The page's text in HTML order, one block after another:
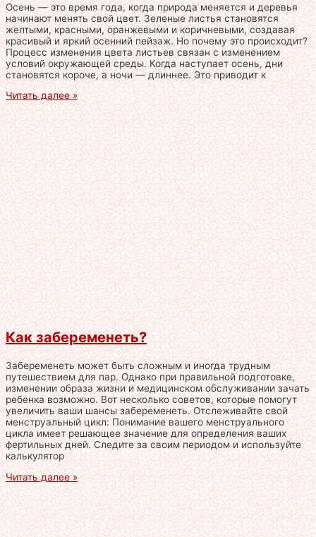
Осень — это время года, когда природа меняется и деревья
начинают менять свой цвет. Зеленые листья становятся
желтыми, красными, оранжевыми и коричневыми, создавая
красивый и яркий осенний пейзаж. Но почему это происходит?
Процесс изменения цвета листьев связан с изменением
условий окружающей среды. Когда наступает осень, дни
становятся короче, а ночи — длиннее. Это приводит к
Читать далее »
Как забеременеть?
Забеременеть может быть сложным и иногда трудным
путешествием для пар. Однако при правильной подготовке,
изменении образа жизни и медицинском обслуживании зачать
ребенка возможно. Вот несколько советов, которые помогут
увеличить ваши шансы забеременеть. Отслеживайте свой
менструальный цикл: Понимание вашего менструального
цикла имеет решающее значение для определения ваших
фертильных дней. Следите за своим периодом и используйте
калькулятор
Читать далее »